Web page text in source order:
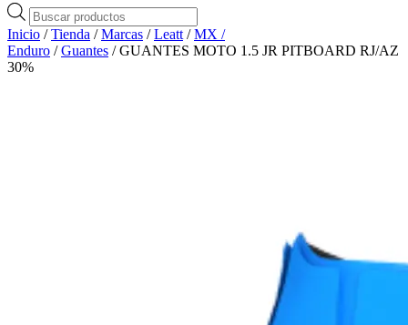
Búsqueda
de
productos
Inicio /Tienda /Marcas /Leatt /MX /
Enduro /Guantes / GUANTES MOTO 1.5 JR PITBOARD RJ/AZ
30%